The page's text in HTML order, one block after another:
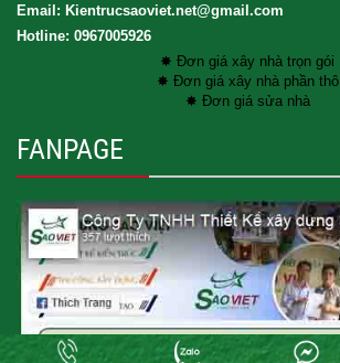
Email: Kientrucsaoviet.net@gmail.com
Hotline: 0967005926
✸ Đơn giá xây nhà trọn gói
✸ Đơn giá xây nhà phần thô
✸ Đơn giá sửa nhà
FANPAGE